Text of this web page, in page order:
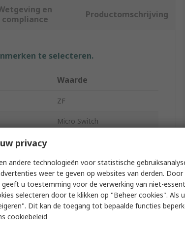
en
compliance
Productomschrijving
te selecteren.
Waarde
ZF
Micro Switch
Screw
SPDT
3.42N
privacy
andere technologieën voor statistische
weer te geven op websites van derden. Door
u toestemming voor de verwerking van niet-
selecteren door te klikken op "Beheer cookies". Als
Dit kan de toegang tot bepaalde functies
cookiebeleid